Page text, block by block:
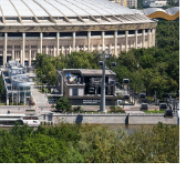
- Движение в